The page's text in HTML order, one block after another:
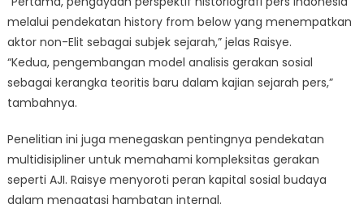
melalui pendekatan history from below yang menempatkan
aktor non-Elit sebagai subjek sejarah,” jelas Raisye.
“Kedua, pengembangan model analisis gerakan sosial
sebagai kerangka teoritis baru dalam kajian sejarah pers,”
tambahnya.
Penelitian ini juga menegaskan pentingnya pendekatan
multidisipliner untuk memahami kompleksitas gerakan
seperti AJI. Raisye menyoroti peran kapital sosial budaya
dalam mengatasi hambatan internal.